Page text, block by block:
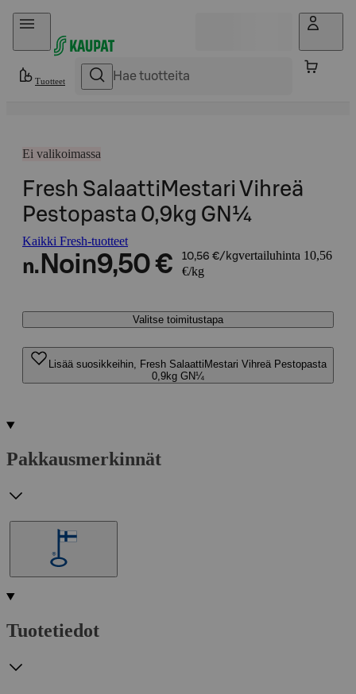
Hyppää sisältöön
Tuotteet
Ei valikoimassa
Fresh SalaattiMestari Vihreä
Pestopasta 0,9kg GN¼
Kaikki Fresh-tuotteet
n. Noin9,50 € 10,56 €/kgvertailuhinta 10,56
€/kg
Valitse toimitustapa
Lisää suosikkeihin, Fresh SalaattiMestari Vihreä Pestopasta
0,9kg GN¼
Pakkausmerkinnät
Tuotetiedot